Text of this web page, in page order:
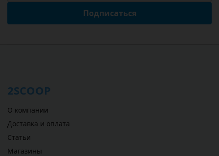
Подписаться
2SCOOP
О компании
Доставка и оплата
Статьи
Магазины